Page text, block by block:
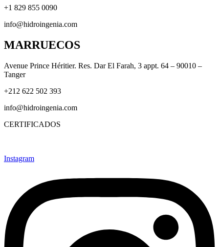
+1 829 855 0090
info@hidroingenia.com
MARRUECOS
Avenue Prince Héritier. Res. Dar El Farah, 3 appt. 64 – 90010 –
Tanger
+212 622 502 393
info@hidroingenia.com
CERTIFICADOS
Instagram